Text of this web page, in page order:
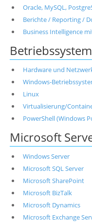
Oracle, MySQL,
Berichte / Reporting /
Business Intelligence
Hardware und
Windows-
Linux
Virtualisierung/
PowerShell (Windows
Microsoft
Windows Server
Microsoft SQL Server
Microsoft SharePoint
Microsoft BizTalk
Microsoft Dynamics
Microsoft Exchange